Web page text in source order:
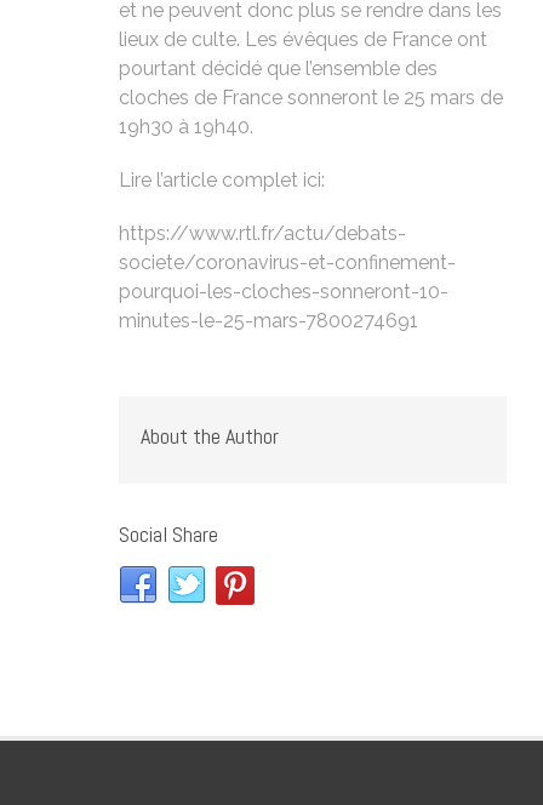
et ne peuvent donc plus se rendre dans les
lieux de culte. Les évêques de France ont
pourtant décidé que l’ensemble des
cloches de France sonneront le 25 mars de
19h30 à 19h40.
Lire l’article complet ici:
https://www.rtl.fr/actu/debats-
societe/coronavirus-et-confinement-
pourquoi-les-cloches-sonneront-10-
minutes-le-25-mars-7800274691
About the Author
Social Share